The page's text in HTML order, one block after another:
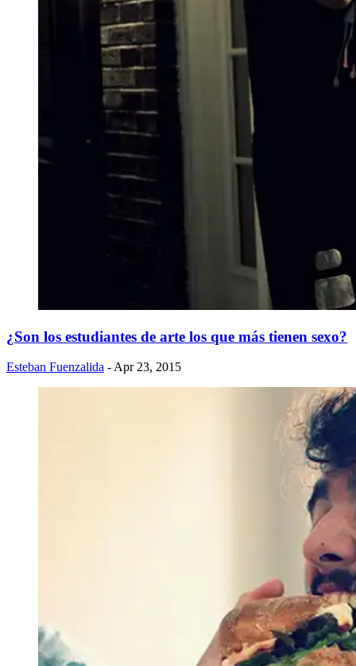
¿Son los estudiantes de arte los que más tienen sexo?
Esteban Fuenzalida - Apr 23, 2015